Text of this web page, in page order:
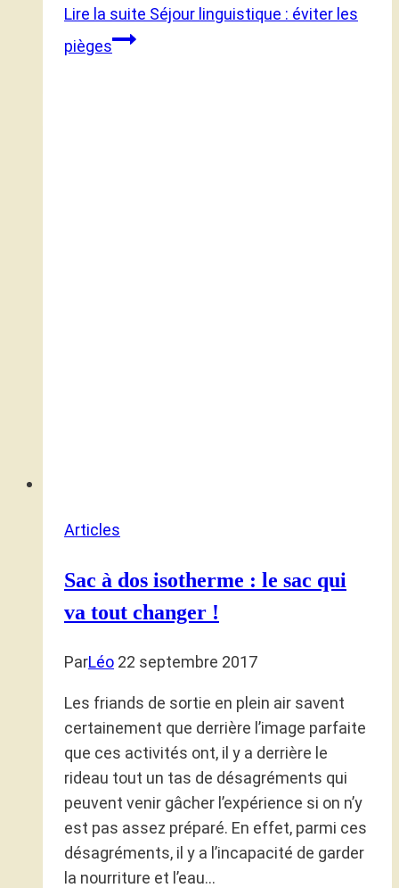
Lire la suite Séjour linguistique : éviter les
pièges
Articles
Sac à dos isotherme : le sac qui
va tout changer !
ParLéo 22 septembre 2017
Les friands de sortie en plein air savent
certainement que derrière l’image parfaite
que ces activités ont, il y a derrière le
rideau tout un tas de désagréments qui
peuvent venir gâcher l’expérience si on n’y
est pas assez préparé. En effet, parmi ces
désagréments, il y a l’incapacité de garder
la nourriture et l’eau…